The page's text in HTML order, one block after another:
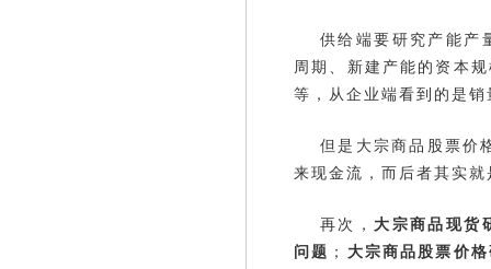
供给端要研究产能产
周期、新建产能的资本
等，从企业端看到的是
但是大宗商品股票价
来现金流，而后者其实
再次， 大宗商品现货
问题 ；
大宗商品股票价